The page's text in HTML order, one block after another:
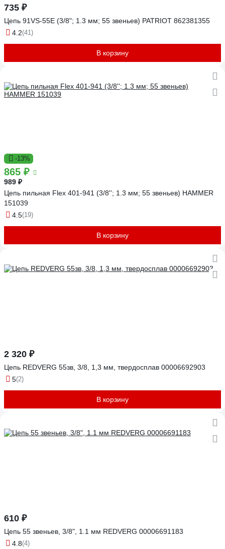
735 ₽
Цепь 91VS-55E (3/8"; 1.3 мм; 55 звеньев) PATRIOT 862381355
4.2(41)
В корзину
-13%
865 ₽
989 ₽
Цепь пильная Flex 401-941 (3/8''; 1.3 мм; 55 звеньев) HAMMER
151039
4.5(19)
В корзину
2 320 ₽
Цепь REDVERG 55зв, 3/8, 1,3 мм, твердосплав 00006692903
5(2)
В корзину
610 ₽
Цепь 55 звеньев, 3/8", 1.1 мм REDVERG 00006691183
4.8(4)